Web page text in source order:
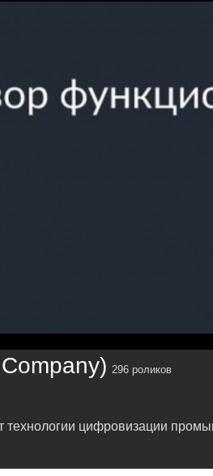
296 роликов
цифровизации